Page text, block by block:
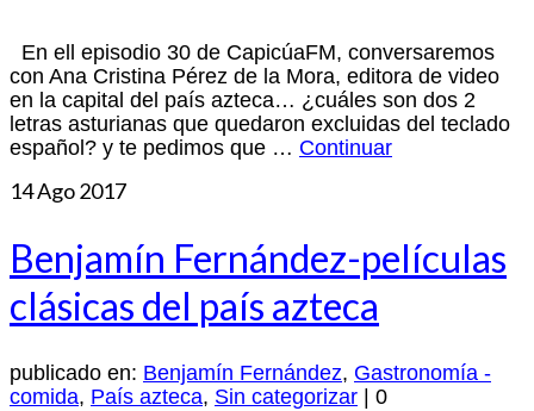
En ell episodio 30 de CapicúaFM, conversaremos
con Ana Cristina Pérez de la Mora, editora de video
en la capital del país azteca… ¿cuáles son dos 2
letras asturianas que quedaron excluidas del teclado
español? y te pedimos que … Continuar
14Ago 2017
Benjamín Fernández-películas
clásicas del país azteca
publicado en: Benjamín Fernández, Gastronomía -
comida, País azteca, Sin categorizar 0